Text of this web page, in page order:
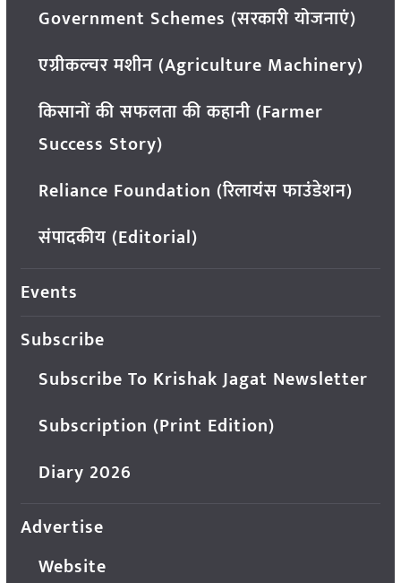
Government Schemes (सरकारी योजनाएं)
एग्रीकल्चर मशीन (Agriculture Machinery)
किसानों की सफलता की कहानी (Farmer
Success Story)
Reliance Foundation (रिलायंस फाउंडेशन)
संपादकीय (Editorial)
Events
Subscribe
Subscribe To Krishak Jagat Newsletter
Subscription (Print Edition)
Diary 2026
Advertise
Website